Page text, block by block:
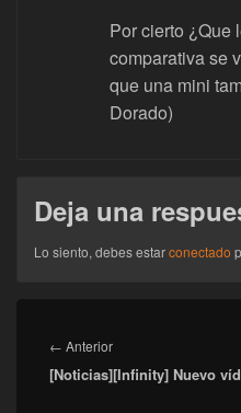
Por cierto ¿Que
comparativa se
que una mini
Dorado)
Deja una
Lo siento, debes estarconectado
de
entradas
← AnteriorEntrada
anterior:
[Noticias][Infinity] Nuevo